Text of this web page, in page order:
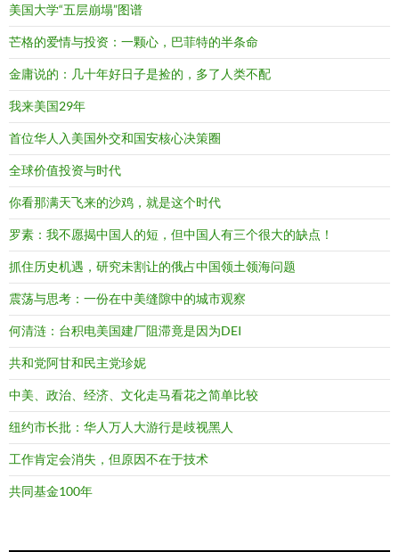
美国大学“五层崩塌”图谱
芒格的爱情与投资：一颗心，巴菲特的半条命
金庸说的：几十年好日子是捡的，多了人类不配
我来美国29年
首位华人入美国外交和国安核心决策圈
全球价值投资与时代
你看那满天飞来的沙鸡，就是这个时代
罗素：我不愿揭中国人的短，但中国人有三个很大的缺点！
抓住历史机遇，研究未割让的俄占中国领土领海问题
震荡与思考：一份在中美缝隙中的城市观察
何清涟：台积电美国建厂阻滞竟是因为DEI
共和党阿甘和民主党珍妮
中美、政治、经济、文化走马看花之简单比较
纽约市长批：华人万人大游行是歧视黑人
工作肯定会消失，但原因不在于技术
共同基金100年